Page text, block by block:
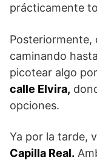
prácticamente
Posteriormente,
caminando
picotear algo
calle Elvira,
opciones.
Ya por la tarde,
Capilla Real.